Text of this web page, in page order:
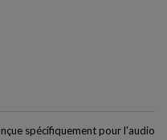
spécifiquement pour l'audio